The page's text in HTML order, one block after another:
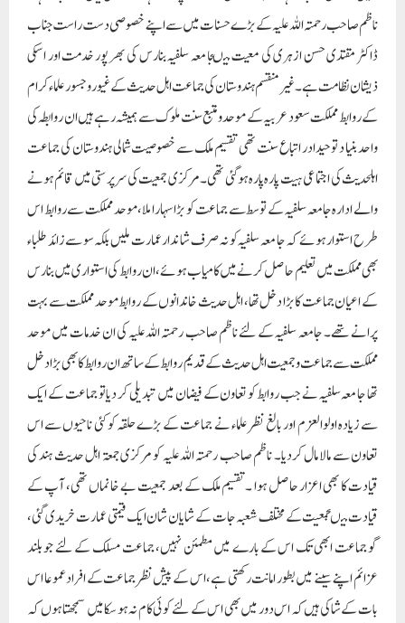
ناظم صاحب رحمتہ اللہ علیہ کے بڑے حسنات میں سے اپنے خصوصی دست راست جناب
ڈاکٹر مقتدی حسن ازہری کی معیت میںجا معہ سلفیہ بنارس کی بھر پور خدمت اور اسکی
ذیشان نظامت ہے۔ غیر منقسم ہندوستان کی جماعت اہل حدیث کے غیور و جسور علما ء کرام
کے روابط مملکت سعود عربیہ کے موحد و متبع سنت ملوک سے ہمیشہ رہے ہیں ان روابطہ کی
واحد بنیا د توحید ادر اتباع سنت تھی تقسیم ملک سے خصوصیت شمالی ہندوستان کی جماعت
اہلحدیث کی اجتماعی ہیت پارہ پارہ ہوگئی تھی ۔مرکزی جمعیت کی سرپر ستی میں قائم ہونے
والے ادارہ جامعہ سلفیہ کے توسط سے جماعت کو بڑا سہارا ملا،موحد مملکت سے روابط اس
طرح استوار ہوئے کہ جا معہ سلفیہ کو نہ صرف شا ندار عمارت ملیں بلکہ سو سے زائد طلباء
بھی مملکت میں تعلیم حاصل کرنے میں کامیاب ہوئے، ان روابط کی استواری میں بنارس
کے اعیان جماعت کا بڑا دخل تھا، اہل حدیث خاندانوں کے روابط موحد مملکت سے بہت
پرانے تھے۔ جامعہ سلفیہ کے لئے ناظم صاحب رحمتہ اللہ علیہ کی ان خدمات میں موحد
مملکت سے جماعت و جمعیت اہل حدیث کے قدیم روابط کے ساتھ ان روابط کا بھی بڑا دخل
تھا جا معہ سلفیہ نے جب روابط کو تعاون کے فیضان میں تبدیلی کر دیا تو جماعت کے ایک
سے زیادہ اولوالعزم اور بالغ نظر علماء نے جماعت کے بڑے حلقہ کوکئی ناحیوں سے اس
تعاون سے مالا مال کردیا۔ ناظم صاحب رحمتہ اللہ علیہ کو مرکزی جمعتہ اہل حدیث ہند کی
قیادت کا بھی اعزار حاصل ہوا ۔تقسیم ملک کے بعد جمعیت بے خانماں تھی، آپ کے
قیادت میںجمعیت کے مختلف شعبہ جات کے شایان شان ایک قیمتی عمارت خریدی گئی،
گو جماعت ابھی تک اس کے بارے میں مطمئن نہیں، جماعت مسلک کے لئے جو بلند
عزائم اپنے سینے میں بطور امانت رکھتی ہے، اس کے پیش نظر جماعت کے افراد عموعا اس
بات کے شاکی ہیں کہ اس دور میں بھی اس کے لئے کوئی کام نہ ہو سکا میں سمجھتا ہوں کہ